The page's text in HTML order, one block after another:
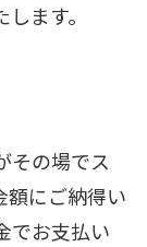
ます。
その場でス
額にご納得い
でお支払い